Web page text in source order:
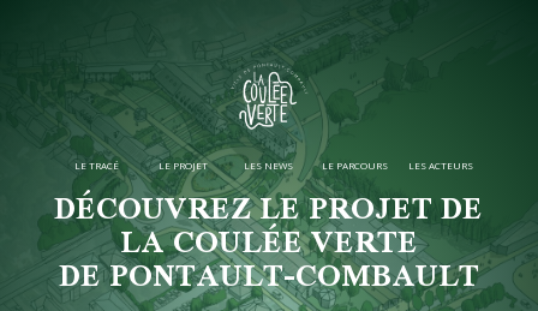
LE TRACÉ LE PROJET LES NEWS LE PARCOURS LES ACTEURS
DÉCOUVREZ LE PROJET DE
LA COULÉE VERTE
DE PONTAULT-COMBAULT